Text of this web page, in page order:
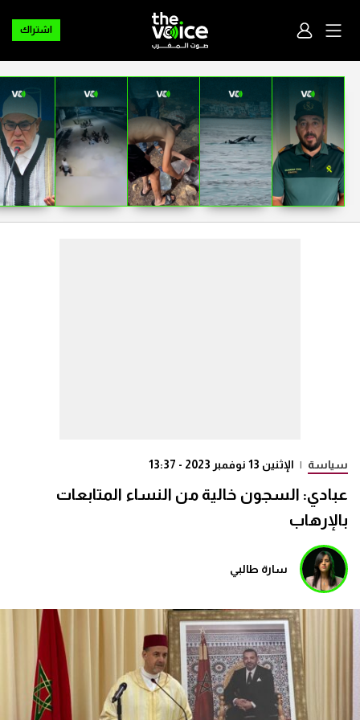
اشتراك
سياسة | الإثنين 13 نوفمبر 2023 - 13:37
عبادي: السجون خالية من النساء المتابعات
بالإرهاب
سارة طالبي